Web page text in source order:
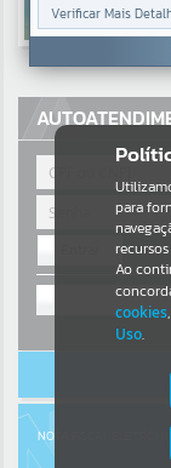
Portais
NOTÍCIAS
SUBPORTAIS
NOTA FISCAL
para
Ao
cookies,
Uso.
Isto
Verificar Mais